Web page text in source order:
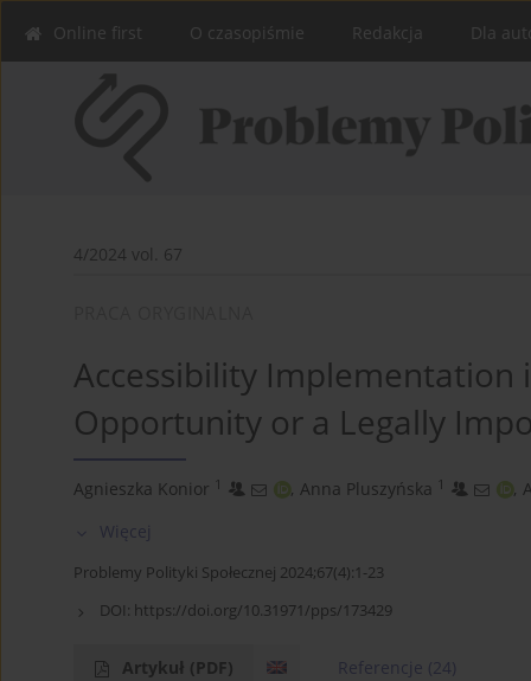
Online first O czasopiśmie Redakcja Dla
4/2024 vol. 67
Accessibility Implementation
Opportunity or a Legally
Agnieszka Konior 1 , Anna Pluszyńska 1 ,
Więcej
Problemy Polityki Społecznej 2024;67(4):1-23
DOI: https://doi.org/10.31971/pps/173429
Artykuł (PDF) Referencje (24)